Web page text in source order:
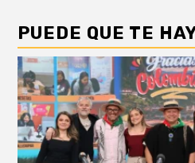
PUEDE QUE TE